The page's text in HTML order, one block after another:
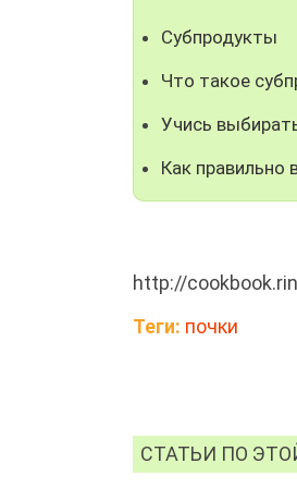
Субпродукты
Что такое
Учись
Как правильно
http://
Теги: почки
СТАТЬИ ПО